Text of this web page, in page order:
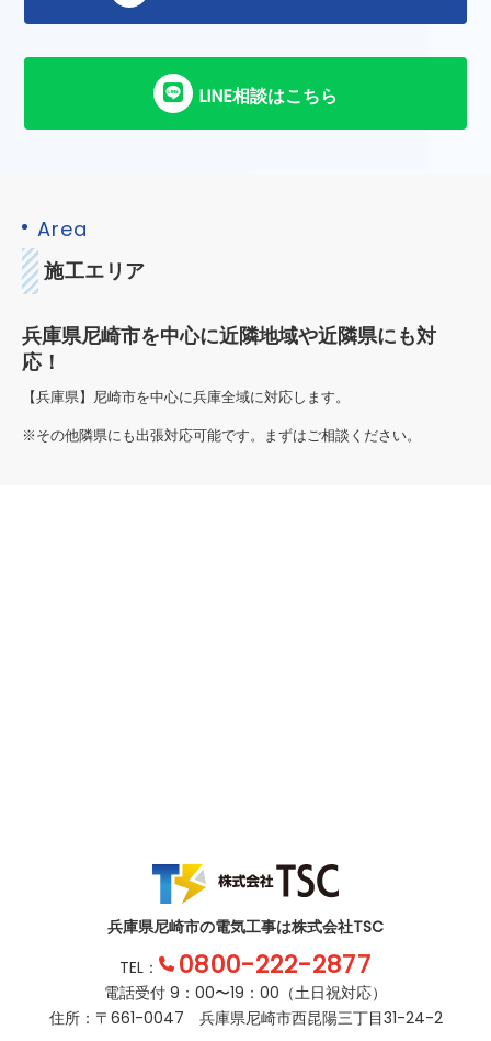
LINE相談はこちら
Area
施工エリア
兵庫県尼崎市を中心に近隣地域や近隣県にも対
応！
【兵庫県】尼崎市を中心に兵庫全域に対応します。
※その他隣県にも出張対応可能です。まずはご相談ください。
兵庫県尼崎市の電気工事は株式会社TSC
TEL：
0800-222-2877
電話受付 9：00〜19：00（土日祝対応）
住所：〒661-0047 兵庫県尼崎市西昆陽三丁目31-24-2